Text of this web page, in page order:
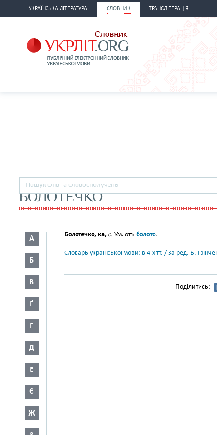
УКРАЇНСЬКА ЛІТЕРАТУРА СЛОВНИК ТРАНСЛІТЕРАЦІЯ
БОЛОТЕЧКО
А
Б
В
Ґ
Г
Д
Е
Є
Ж
Болотечко, ка, с. Ум. отъ болото.
Словарь української мови: в 4-х тт. / За ред. Б.
Поділитись: